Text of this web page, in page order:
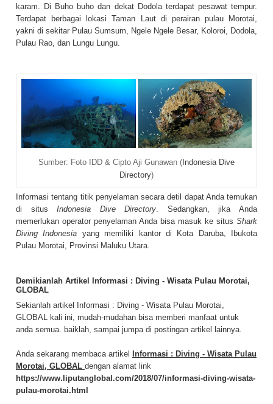
karam. Di Buho buho dan dekat Dodola terdapat pesawat tempur.
Terdapat berbagai lokasi Taman Laut di perairan pulau Morotai,
yakni di sekitar Pulau Sumsum, Ngele Ngele Besar, Koloroi, Dodola,
Pulau Rao, dan Lungu Lungu.
Sumber: Foto IDD & Cipto Aji Gunawan ( Indonesia Dive
Directory)
Informasi tentang titik penyelaman secara detil dapat Anda temukan
di situsIndonesia Dive Directory. Sedangkan, jika Anda
memerlukan operator penyelaman Anda bisa masuk ke situs Shark
Diving Indonesia yang memiliki kantor di Kota Daruba, Ibukota
Pulau Morotai, Provinsi Maluku Utara.
Demikianlah Artikel Informasi : Diving - Wisata Pulau Morotai,
GLOBAL
Sekianlah artikel Informasi : Diving - Wisata Pulau Morotai,
GLOBAL kali ini, mudah-mudahan bisa memberi manfaat untuk
anda semua. baiklah, sampai jumpa di postingan artikel lainnya.
Anda sekarang membaca artikel
Informasi : Diving - Wisata Pulau
Morotai, GLOBAL dengan alamat link
https://www.liputanglobal.com/2018/07/informasi-diving-wisata-
pulau-morotai.html